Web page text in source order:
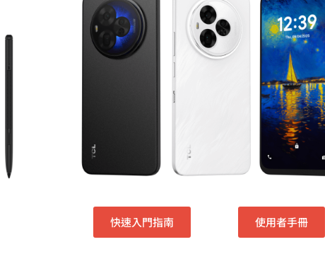
快速入門指南 使用者手冊